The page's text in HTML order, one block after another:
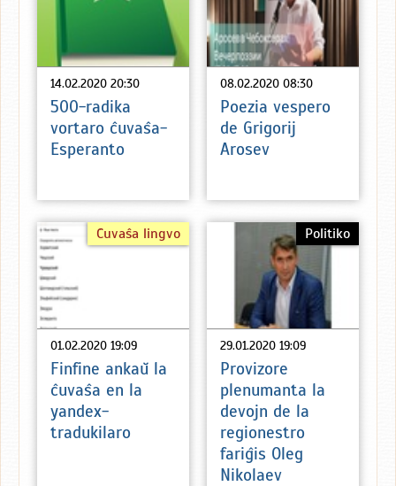
14.02.2020 20:30
500-radika
vortaro ĉuvaŝa-
Esperanto
08.02.2020 08:30
Poezia vespero
de Grigorij
Arosev
01.02.2020 19:09
Ĉuvaŝa lingvo
Finfine ankaŭ la
ĉuvaŝa en la
yandex-
tradukilaro
29.01.2020 19:09
Politiko
Provizore
plenumanta la
devojn de la
regionestro
fariĝis Oleg
Nikolaev